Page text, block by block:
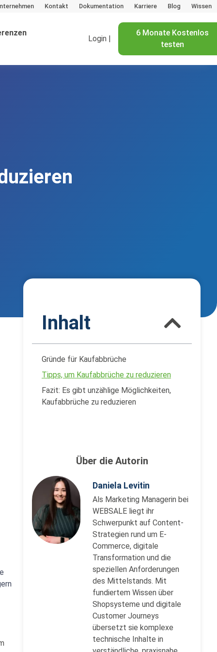
Kontakt Dokumentation Karriere Blog Wissen
Login |
6 Monate Kostenlos
testen
Inhalt
Gründe für Kaufabbrüche
Tipps, um Kaufabbrüche zu reduzieren
Fazit: Es gibt unzählige Möglichkeiten,
Kaufabbrüche zu reduzieren
Über die Autorin
Daniela Levitin
Als Marketing Managerin bei
WEBSALE liegt ihr
Schwerpunkt auf Content-
Strategien rund um E-
Commerce, digitale
Transformation und die
speziellen Anforderungen
des Mittelstands. Mit
fundiertem Wissen über
Shopsysteme und digitale
Customer Journeys
übersetzt sie komplexe
technische Inhalte in